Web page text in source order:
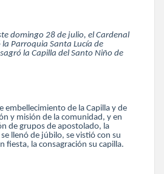
domingo 28 de julio, el Cardenal
Parroquia Santa Lucía de
la Capilla del Santo Niño de
embellecimiento de la Capilla y de
y misión de la comunidad, y en
de grupos de apostolado, la
llenó de júbilo, se vistió con su
fiesta, la consagración su capilla.